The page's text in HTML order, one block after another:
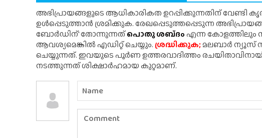
അഭിപ്രായങ്ങളുടെ ആധികാരികത ഉറപ്പിക്കുന്നതിന് വേണ്ടി
ഉൾപ്പെടുത്താൻ ശ്രമിക്കുക. രേഖപ്പെടുത്തപ്പെടുന്ന
ബോർഡിന്' തോന്നുന്നത്പൊതു ശബ്‌ദംഎന്ന കോളത്തിലും
ആവശ്യമെങ്കിൽ എഡിറ്റ് ചെയ്യും.ശ്രദ്ധിക്കുക;മലബാർ ന്യൂസ്
ചെയ്യുന്നത്. ഇവയുടെ പൂർണ ഉത്തരവാദിത്തം
നടത്തുന്നത് ശിക്ഷാർഹമായ കുറ്റമാണ്.